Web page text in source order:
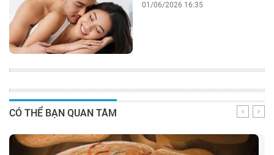
01/06/2026 16:35
CÓ THỂ BẠN QUAN TÂM